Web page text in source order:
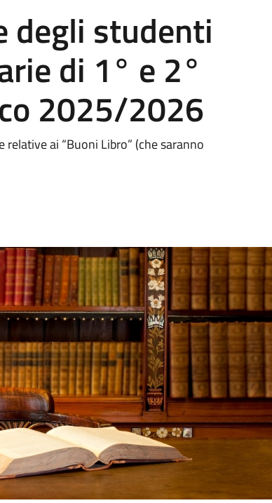
degli studenti
di 1° e 2°
2025/2026
ai “Buoni Libro” (che saranno